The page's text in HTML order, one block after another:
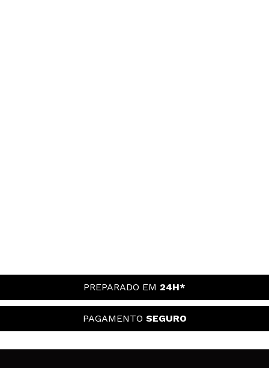
PREPARADO EM 24H*
PAGAMENTO SEGURO